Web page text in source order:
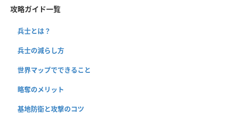
攻略ガイド一覧
兵士とは？
兵士の減らし方
世界マップでできること
略奪のメリット
基地防衛と攻撃のコツ